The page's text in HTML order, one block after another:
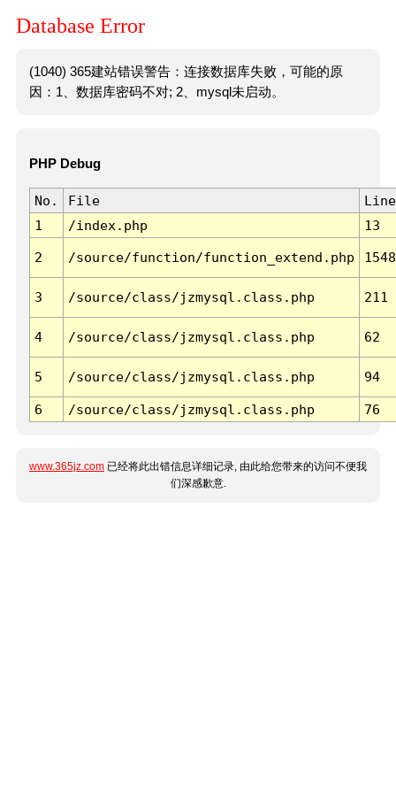
Database Error
(1040) 365建站错误警告：连接数据库失败，可能的原
因：1、数据库密码不对; 2、mysql未启动。
PHP Debug
No. File
Line
1
/index.php 13
2 /source/function/function_extend.php 1548
3 /source/class/jzmysql.class.php 211
4 /source/class/jzmysql.class.php 62
5 /source/class/jzmysql.class.php 94
6 /source/class/jzmysql.class.php 76
www.365jz.com 已经将此出错信息详细记录, 由此给您带来的访问不便我
们深感歉意.